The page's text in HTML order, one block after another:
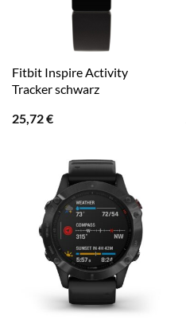
Fitbit Inspire Activity
Tracker schwarz
25,72€